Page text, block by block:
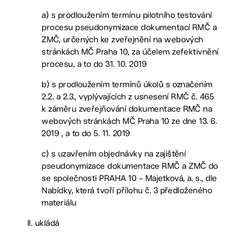
a) s prodloužením termínu pilotního testování
procesu pseudonymizace dokumentací RMČ a
ZMČ, určených ke zveřejnění na webových
stránkách MČ Praha 10, za účelem zefektivnění
procesu, a to do 31. 10. 2019
b) s prodloužením termínů úkolů s označením
2.2. a 2.3., vyplývajících z usnesení RMČ č. 465
k záměru zveřejňování dokumentace RMČ na
webových stránkách MČ Praha 10 ze dne 13. 6.
2019 , a to do 5. 11. 2019
c) s uzavřením objednávky na zajištění
pseudonymizace dokumentace RMČ a ZMČ do
se společnosti PRAHA 10 – Majetková, a. s., dle
Nabídky, která tvoří přílohu č. 3 předloženého
materiálu
II. ukládá